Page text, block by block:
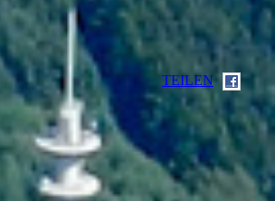
TEILEN